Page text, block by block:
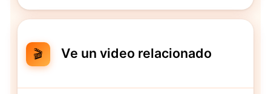
🎬 Ve un video relacionado